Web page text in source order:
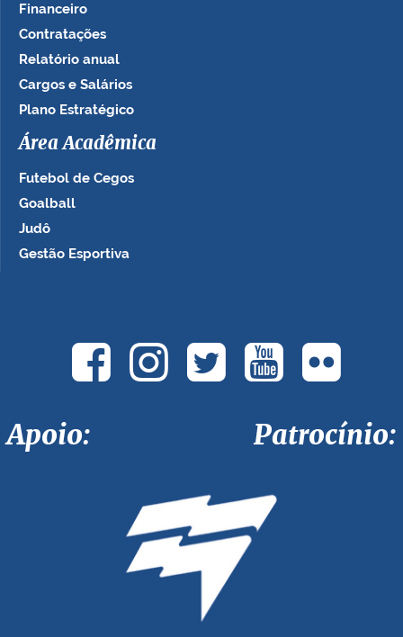
Financeiro
Contratações
Relatório anual
Cargos e Salários
Plano Estratégico
Área Acadêmica
Futebol de Cegos
Goalball
Judô
Gestão Esportiva
Apoio: Patrocínio: